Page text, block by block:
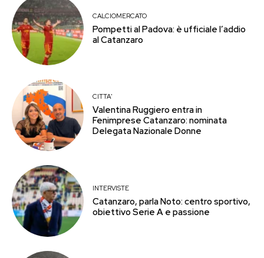
CALCIOMERCATO
Pompetti al Padova: è ufficiale l’addio
al Catanzaro
CITTA'
Valentina Ruggiero entra in
Fenimprese Catanzaro: nominata
Delegata Nazionale Donne
INTERVISTE
Catanzaro, parla Noto: centro sportivo,
obiettivo Serie A e passione